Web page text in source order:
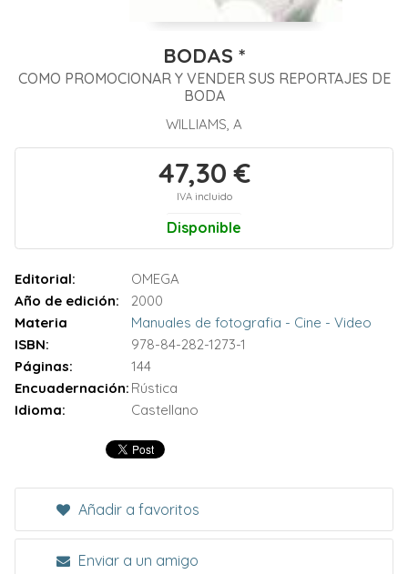
BODAS *
COMO PROMOCIONAR Y VENDER SUS REPORTAJES DE
BODA
WILLIAMS, A
47,30 €
IVA incluido
Disponible
Editorial:
OMEGA
Año de edición:
2000
Materia
Manuales de fotografia - Cine - Video
ISBN:
978-84-282-1273-1
Páginas:
144
Encuadernación: Rústica
Idioma:
Castellano
Añadir a favoritos
Enviar a un amigo